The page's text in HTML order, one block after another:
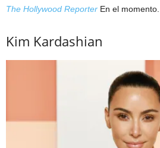
The Hollywood Reporter En el momento.
Kim Kardashian